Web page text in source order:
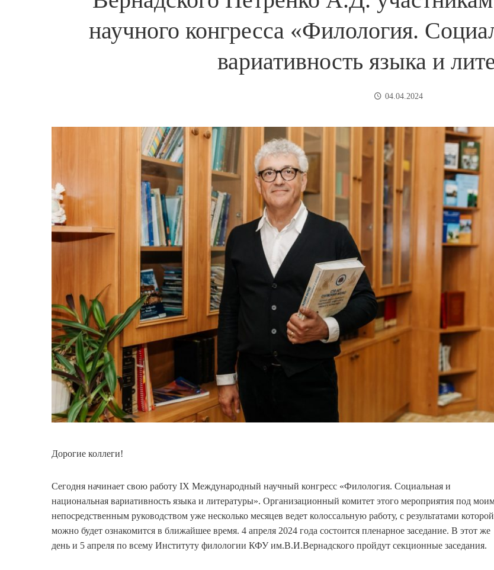
научного конгресса «Филология.
вариативность языка и
04.04.2024
Дорогие коллеги!
Сегодня начинает свою работу IX Международный научный конгресс «Филология. Социальная и
национальная вариативность языка и литературы». Организационный комитет этого мероприятия под
непосредственным руководством уже несколько месяцев ведет колоссальную работу, с результатами которой
можно будет ознакомится в ближайшее время. 4 апреля 2024 года состоится пленарное заседание. В этот же
день и 5 апреля по всему Институту филологии КФУ им.В.И.Вернадского пройдут секционные заседания.